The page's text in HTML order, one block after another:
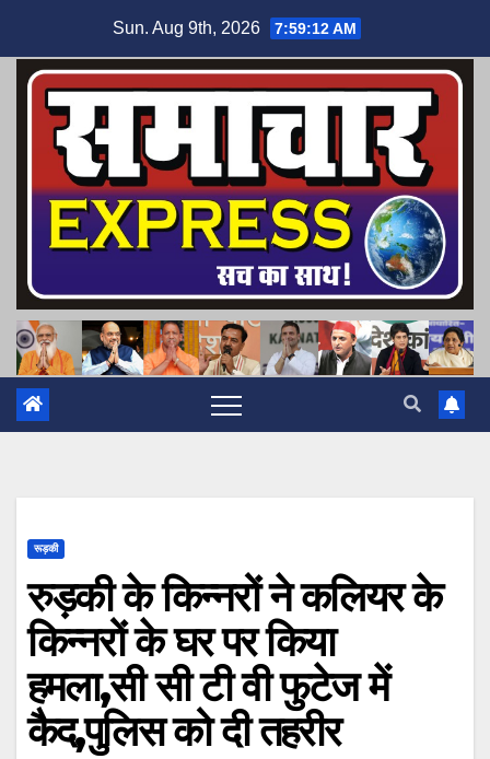
content
Sun. Aug 9th, 2026 7:59:13 AM
रूड़की
रुड़की के किन्नरों ने कलियर के
किन्नरों के घर पर किया
हमला,सी सी टी वी फुटेज में
कैद,पुलिस को दी तहरीर